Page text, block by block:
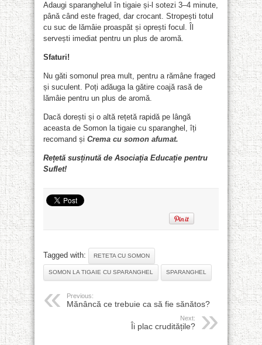
Adaugi sparanghelul în tigaie și-l sotezi 3–4 minute,
până când este fraged, dar crocant. Stropești totul
cu suc de lămâie proaspăt și oprești focul. Îl
servești imediat pentru un plus de aromă.
Sfaturi!
Nu găti somonul prea mult, pentru a rămâne fraged
și suculent. Poți adăuga la gătire coajă rasă de
lămâie pentru un plus de aromă.
Dacă dorești și o altă rețetă rapidă pe lângă
aceasta de Somon la tigaie cu sparanghel, îți
recomand și Crema cu somon afumat.
Rețetă susținută de Asociația Educație pentru
Suflet!
Tagged with: RETETA CU SOMON
SOMON LA TIGAIE CU SPARANGHEL SPARANGHEL
Previous:
Mănâncă ce trebuie ca să fie sănătos?
Next:
Îi plac cruditățile?